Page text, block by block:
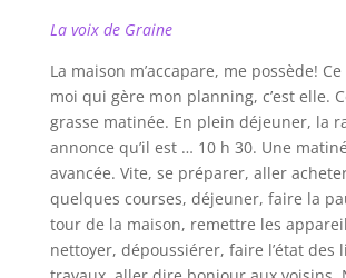
La voix de Graine
La maison m’accapare, me possède! Ce
moi qui gère mon planning, c’est elle.
grasse matinée. En plein déjeuner, la
annonce qu’il est … 10 h 30. Une
avancée. Vite, se préparer, aller
quelques courses, déjeuner, faire la
tour de la maison, remettre les
nettoyer, dépoussiérer, faire l’état des